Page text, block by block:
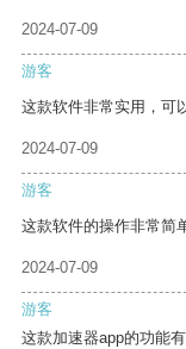
2024-07-09
游客
这款软件非常实用，可
2024-07-09
游客
这款软件的操作非常简
2024-07-09
游客
这款加速器app的功能